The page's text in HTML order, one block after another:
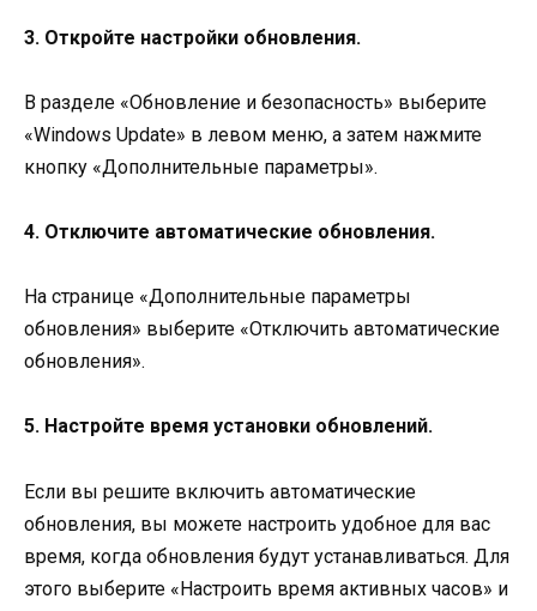
3. Откройте настройки обновления.
В разделе «Обновление и безопасность» выберите
«Windows Update» в левом меню, а затем нажмите
кнопку «Дополнительные параметры».
4. Отключите автоматические обновления.
На странице «Дополнительные параметры
обновления» выберите «Отключить автоматические
обновления».
5. Настройте время установки обновлений.
Если вы решите включить автоматические
обновления, вы можете настроить удобное для вас
время, когда обновления будут устанавливаться. Для
этого выберите «Настроить время активных часов» и